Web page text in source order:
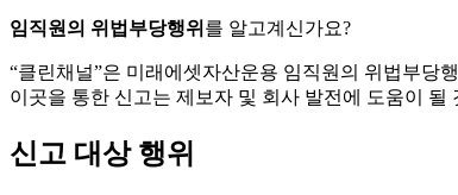
임직원의 위법부당행위 를 알고계신가요?
“클린채널”은 미래에셋자산운용 임직원의 위법부당
이곳을 통한 신고는 제보자 및 회사 발전에 도움이 될
신고 대상 행위